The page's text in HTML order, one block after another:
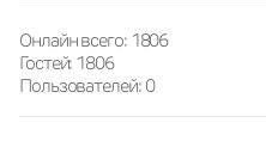
Онлайн всего: 1806
Гостей: 1806
Пользователей: 0